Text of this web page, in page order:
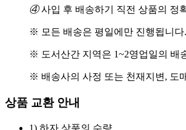
④사입 후 배송하기 직전 상품의 정
※ 모든 배송은 평일에만 진행됩니
※ 도서산간 지역은 1~2영업일의 배
※ 배송사의 사정 또는 천재지변, 도
상품 교환 안내
1) 하자 상품의 수량